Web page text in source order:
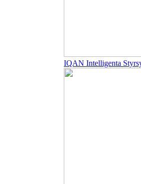
IQAN Intelligenta